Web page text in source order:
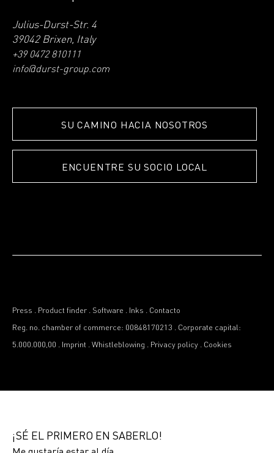
Julius-Durst-Str. 4
39042 Brixen, Italy
+39 0472 810111
info@durst-group.com
SU CAMINO HACIA NOSOTROS
ENCUENTRE SU SOCIO LOCAL
Press Product finder Software Inks Contacto
Reg. no. chamber of commerce: 00848170213 Corporate capital:
5.000.000,00 Imprint Whistleblowing Privacy policy Cookies
¡SÉ EL PRIMERO EN SABERLO!